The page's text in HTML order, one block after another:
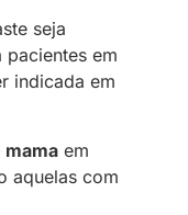
seja
em
indicada em
mama em
aquelas com